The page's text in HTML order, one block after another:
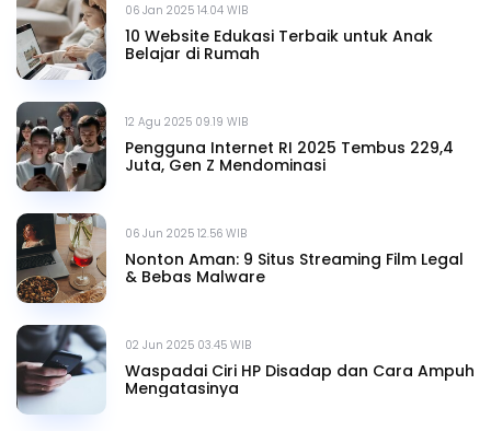
06 Jan 2025 14.04 WIB
10 Website Edukasi Terbaik untuk Anak
Belajar di Rumah
12 Agu 2025 09.19 WIB
Pengguna Internet RI 2025 Tembus 229,4
Juta, Gen Z Mendominasi
06 Jun 2025 12.56 WIB
Nonton Aman: 9 Situs Streaming Film Legal
& Bebas Malware
02 Jun 2025 03.45 WIB
Waspadai Ciri HP Disadap dan Cara Ampuh
Mengatasinya